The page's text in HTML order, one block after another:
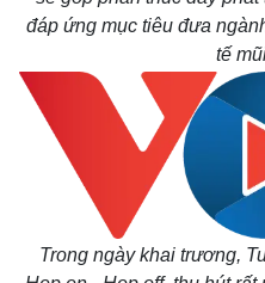
đáp ứng mục tiêu đưa
tế
Trong ngày khai trương,